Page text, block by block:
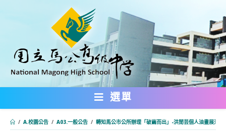
內
選單
/ A.校園公告 / A03.一般公告 / 轉知馬公市公所辦理「破繭而出」-洪閒芸個人油畫展活動